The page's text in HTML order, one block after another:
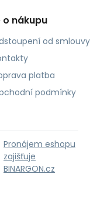
o nákupu
od smlouvy
platba
podmínky
Pronájem eshopu
zajišťuje
BINARGON.cz